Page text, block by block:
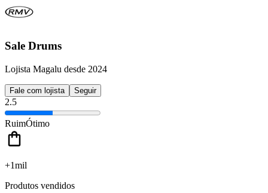
Sale Drums
Lojista Magalu desde 2024
Fale com lojista Seguir
2.5
RuimÓtimo
+1mil
Produtos vendidos